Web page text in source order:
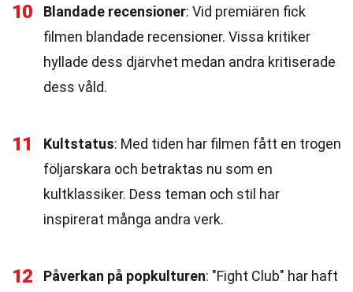
10 Blandade recensioner: Vid premiären fick
filmen blandade recensioner. Vissa kritiker
hyllade dess djärvhet medan andra kritiserade
dess våld.
11 Kultstatus: Med tiden har filmen fått en trogen
följarskara och betraktas nu som en
kultklassiker. Dess teman och stil har
inspirerat många andra verk.
12 Påverkan på popkulturen: "Fight Club" har haft